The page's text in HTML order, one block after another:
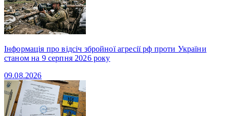
Інформація про відсіч збройної агресії рф проти України
станом на 9 серпня 2026 року
09.08.2026